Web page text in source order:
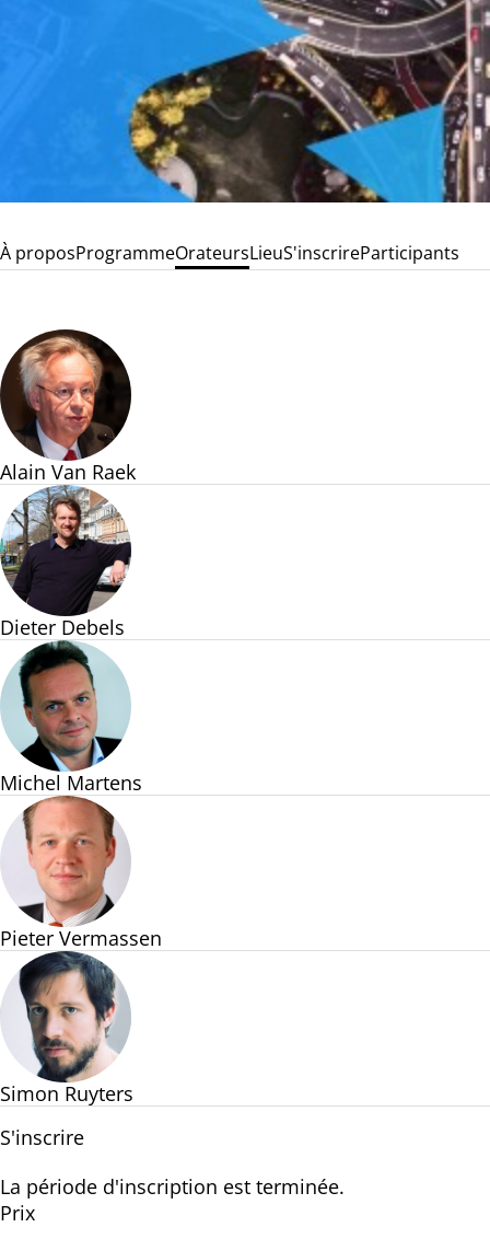
À proposProgrammeOrateursLieuS'inscrireParticipants
Alain Van Raek
Dieter Debels
Michel Martens
Pieter Vermassen
Simon Ruyters
S'inscrire
La période d'inscription est terminée.
Prix